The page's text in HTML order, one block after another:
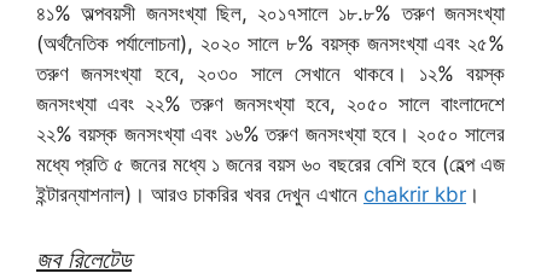
৪১% অল্পবয়সী জনসংখ্যা ছিল, ২০১৭সালে ১৮.৮% তরুণ জনসংখ্যা
(অর্থনৈতিক পর্যালোচনা), ২০২০ সালে ৮% বয়স্ক জনসংখ্যা এবং ২৫%
তরুণ জনসংখ্যা হবে, ২০৩০ সালে সেখানে থাকবে। ১২% বয়স্ক
জনসংখ্যা এবং ২২% তরুণ জনসংখ্যা হবে, ২০৫০ সালে বাংলাদেশে
২২% বয়স্ক জনসংখ্যা এবং ১৬% তরুণ জনসংখ্যা হবে। ২০৫০ সালের
মধ্যে প্রতি ৫ জনের মধ্যে ১ জনের বয়স ৬০ বছরের বেশি হবে (হেল্প এজ
ইন্টারন্যাশনাল)। আরও চাকরির খবর দেখুন এখানে chakrir kbr ।
জব রিলেটেড